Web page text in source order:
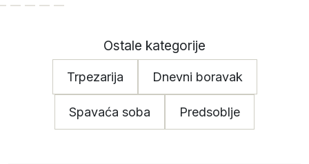
Ostale kategorije
Trpezarija Dnevni boravak
Spavaća soba Predsoblje